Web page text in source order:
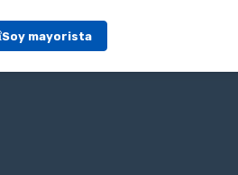
Soy mayorista